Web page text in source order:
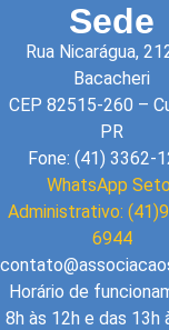
Sede
Rua Nicarágua,
Bacacheri
CEP 82515-260 –
PR
Fone: (41) 3362-
WhatsApp
Administrativo:
6944
Horário de
8h às 12h e das 13h